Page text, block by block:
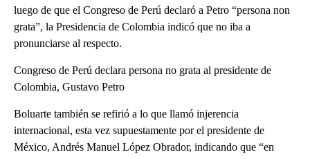
luego de que el Congreso de Perú declaró a Petro “persona non
grata”, la Presidencia de Colombia indicó que no iba a
pronunciarse al respecto.
Congreso de Perú declara persona no grata al presidente de
Colombia, Gustavo Petro
Boluarte también se refirió a lo que llamó injerencia
internacional, esta vez supuestamente por el presidente de
México, Andrés Manuel López Obrador, indicando que “en